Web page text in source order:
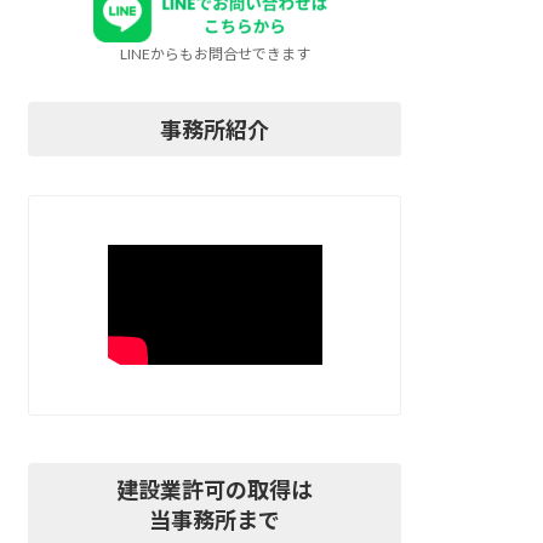
LINEからもお問合せできます
事務所紹介
建設業許可の取得は
当事務所まで